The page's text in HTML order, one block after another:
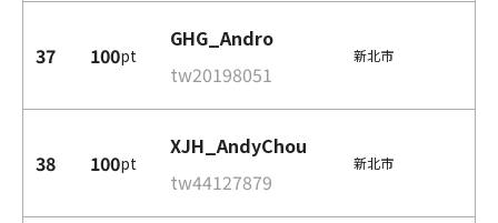
37 100pt
GHG_Andro
tw20198051
新北市
38 100pt
XJH_AndyChou
tw44127879
新北市